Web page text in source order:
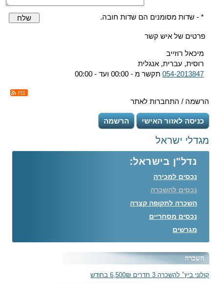
* - שדות מסומנים הם שדות חובה. שלח
פרטים של איש קשר
מיכאל רוזייב
רוסית, עברית, אנגלית
054-2013847 תקשר מ - 00:00 ועד - 00:00
הרשמה / התחברות לאתר
כניסה לאזור האישי הרשמה
מגדלי ישראל
נדל"ן בישראל:
נכסים למכירה
נכסים להשכרה
השכרה לתקופה קצרה
נכסים מסחריים
מגרשים
השכרה
קולוני ביץ׳ להשכרה 3 חדרים 6,500₪ בחודש